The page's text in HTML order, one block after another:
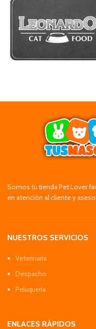
Somos tu tienda Pet Lover
en atención al cliente y
NUESTROS SERVICIOS
Veterinaria
Despacho
Peluquería
ENLACES RÁPIDOS